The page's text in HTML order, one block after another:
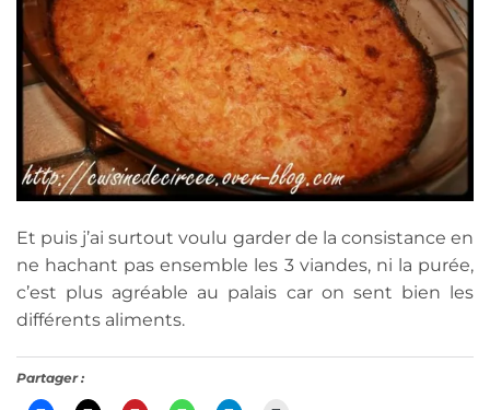
Et puis j’ai surtout voulu garder de la consistance en
ne hachant pas ensemble les 3 viandes, ni la purée,
c’est plus agréable au palais car on sent bien les
différents aliments.
Partager :